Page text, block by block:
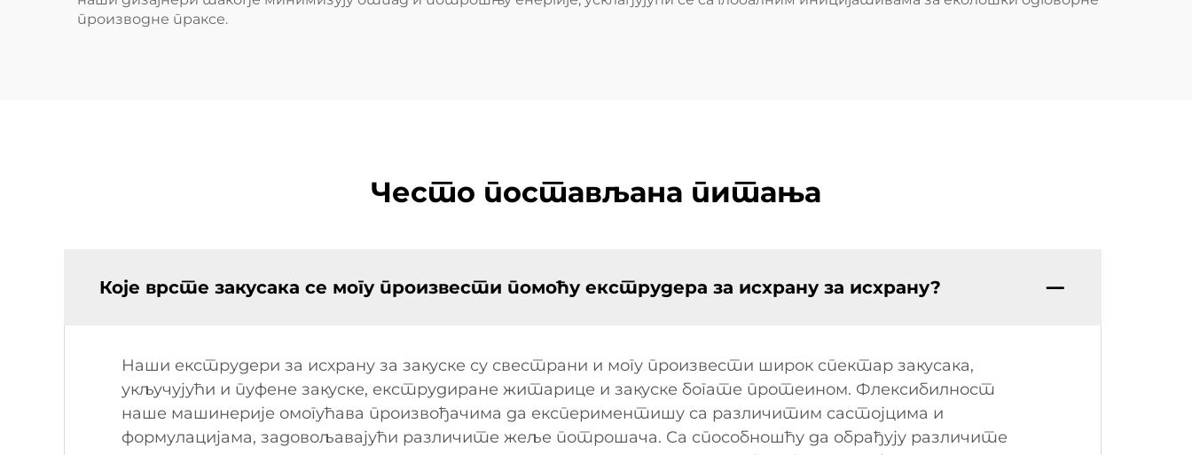
производне праксе.
Често постављана питања
Које врсте закусака се могу произвести помоћу екструдера за исхрану за исхрану?
Наши екструдери за исхрану за закуске су свестрани и могу произвести широк спектар закусака,
укључујући и пуфене закуске, екструдиране житарице и закуске богате протеином. Флексибилност
наше машинерије омогућава произвођачима да експериментишу са различитим састојцима и
формулацијама, задовољавајући различите жеље потрошача. Са способношћу да обрађују различите